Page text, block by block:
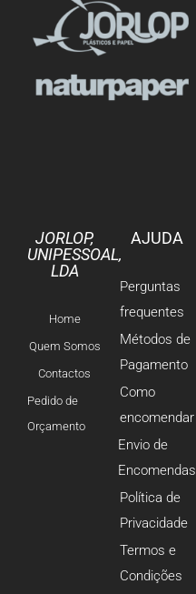
JORLOP,
UNIPESSOAL,
LDA
Home
Quem Somos
Contactos
Pedido de
Orçamento
AJUDA
Perguntas
frequentes
Métodos de
Pagamento
Como
encomendar
Envio de
Encomendas
Política de
Privacidade
Termos e
Condições